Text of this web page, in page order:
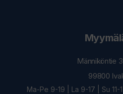
Männiköntie
99800
Ma-Pe 9-19 | La 9-17 | Su 11-